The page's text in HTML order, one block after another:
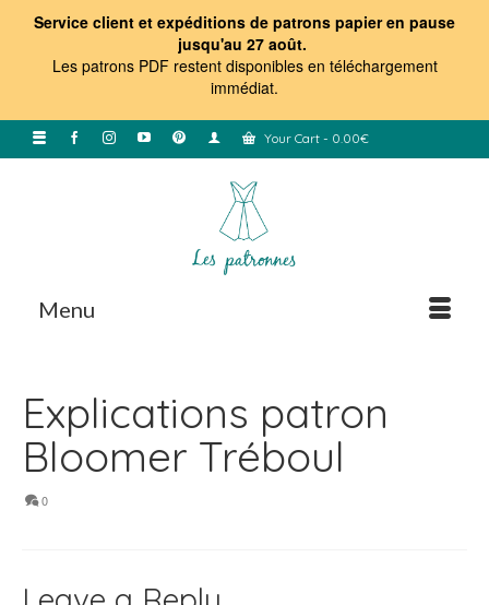
Service client et expéditions de patrons papier en pause
jusqu'au 27 août.
Les patrons PDF restent disponibles en téléchargement
immédiat.
Your Cart - 0.00€
Menu
Explications patron
Bloomer Tréboul
0